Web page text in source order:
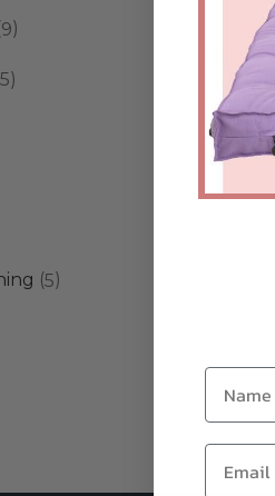
99
55
55
Tygrester
36
Name
Email